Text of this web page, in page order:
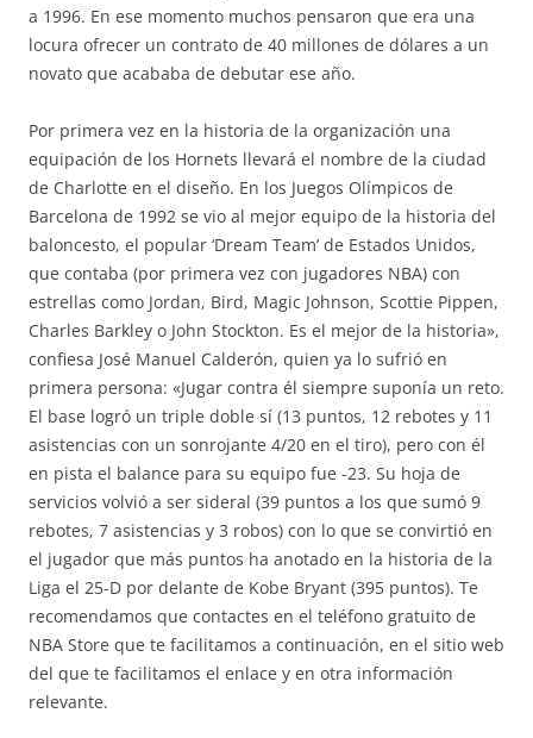
a 1996. En ese momento muchos pensaron que era una
locura ofrecer un contrato de 40 millones de dólares a un
novato que acababa de debutar ese año.
Por primera vez en la historia de la organización una
equipación de los Hornets llevará el nombre de la ciudad
de Charlotte en el diseño. En los Juegos Olímpicos de
Barcelona de 1992 se vio al mejor equipo de la historia del
baloncesto, el popular ‘Dream Team’ de Estados Unidos,
que contaba (por primera vez con jugadores NBA) con
estrellas como Jordan, Bird, Magic Johnson, Scottie Pippen,
Charles Barkley o John Stockton. Es el mejor de la historia»,
confiesa José Manuel Calderón, quien ya lo sufrió en
primera persona: «Jugar contra él siempre suponía un reto.
El base logró un triple doble sí (13 puntos, 12 rebotes y 11
asistencias con un sonrojante 4/20 en el tiro), pero con él
en pista el balance para su equipo fue -23. Su hoja de
servicios volvió a ser sideral (39 puntos a los que sumó 9
rebotes, 7 asistencias y 3 robos) con lo que se convirtió en
el jugador que más puntos ha anotado en la historia de la
Liga el 25-D por delante de Kobe Bryant (395 puntos). Te
recomendamos que contactes en el teléfono gratuito de
NBA Store que te facilitamos a continuación, en el sitio web
del que te facilitamos el enlace y en otra información
relevante.